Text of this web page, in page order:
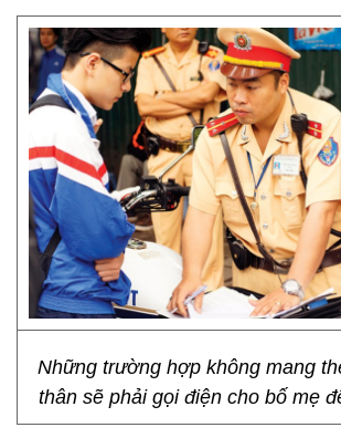
Những trường hợp không mang
thân sẽ phải gọi điện cho bố mẹ